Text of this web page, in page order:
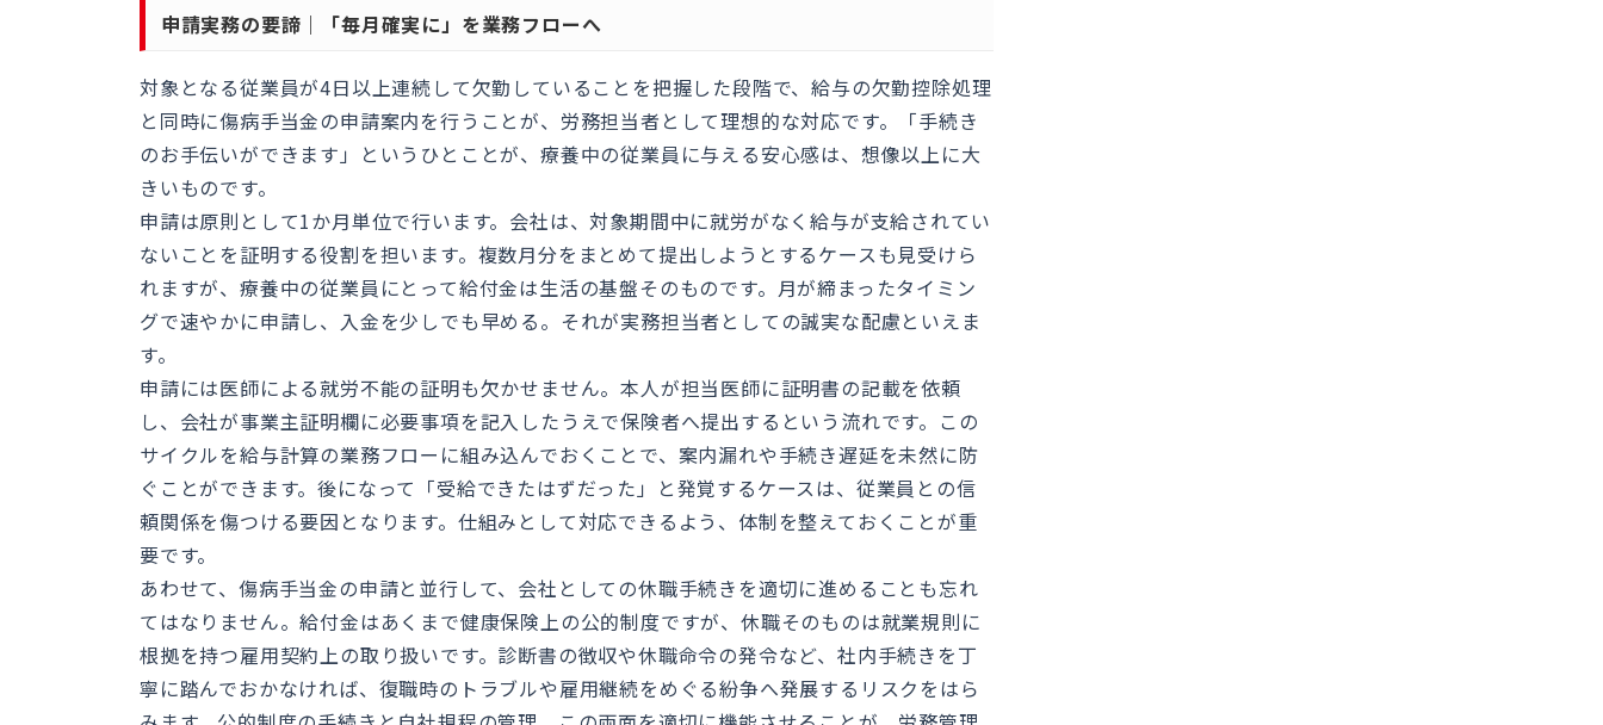
申請実務の要諦｜「毎月確実に」を業務フローへ
対象となる従業員が4日以上連続して欠勤していることを把握した段階で、給与の欠勤控除処理
と同時に傷病手当金の申請案内を行うことが、労務担当者として理想的な対応です。「手続き
のお手伝いができます」というひとことが、療養中の従業員に与える安心感は、想像以上に大
きいものです。
申請は原則として1か月単位で行います。会社は、対象期間中に就労がなく給与が支給されてい
ないことを証明する役割を担います。複数月分をまとめて提出しようとするケースも見受けら
れますが、療養中の従業員にとって給付金は生活の基盤そのものです。月が締まったタイミン
グで速やかに申請し、入金を少しでも早める。それが実務担当者としての誠実な配慮といえま
す。
申請には医師による就労不能の証明も欠かせません。本人が担当医師に証明書の記載を依頼
し、会社が事業主証明欄に必要事項を記入したうえで保険者へ提出するという流れです。この
サイクルを給与計算の業務フローに組み込んでおくことで、案内漏れや手続き遅延を未然に防
ぐことができます。後になって「受給できたはずだった」と発覚するケースは、従業員との信
頼関係を傷つける要因となります。仕組みとして対応できるよう、体制を整えておくことが重
要です。
あわせて、傷病手当金の申請と並行して、会社としての休職手続きを適切に進めることも忘れ
てはなりません。給付金はあくまで健康保険上の公的制度ですが、休職そのものは就業規則に
根拠を持つ雇用契約上の取り扱いです。診断書の徴収や休職命令の発令など、社内手続きを丁
寧に踏んでおかなければ、復職時のトラブルや雇用継続をめぐる紛争へ発展するリスクをはら